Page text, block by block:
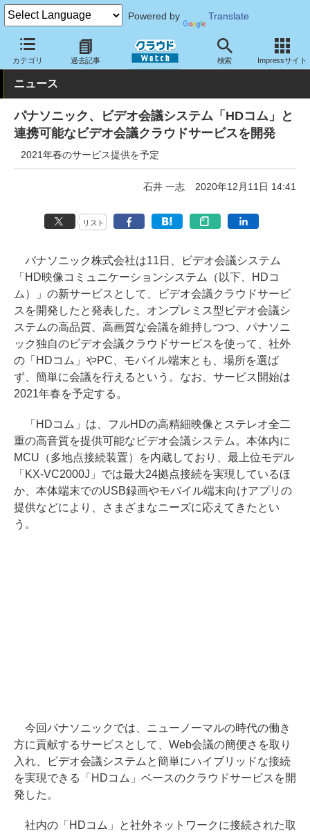
Powered by Translate
カテゴリ 過去記事 検索 Impressサイト
クラウド Watch ネットワーク ネットサービス
ニュース
パナソニック、ビデオ会議システム「HDコム」と
連携可能なビデオ会議クラウドサービスを開発
2021年春のサービス提供を予定
石井 一志 2020年12月11日 14:41
リスト
パナソニック株式会社は11日、ビデオ会議システム
「HD映像コミュニケーションシステム（以下、HDコ
ム）」の新サービスとして、ビデオ会議クラウドサービ
スを開発したと発表した。オンプレミス型ビデオ会議シ
ステムの高品質、高画質な会議を維持しつつ、パナソニ
ック独自のビデオ会議クラウドサービスを使って、社外
の「HDコム」やPC、モバイル端末とも、場所を選ば
ず、簡単に会議を行えるという。なお、サービス開始は
2021年春を予定する。
「HDコム」は、フルHDの高精細映像とステレオ全二
重の高音質を提供可能なビデオ会議システム。本体内に
MCU（多地点接続装置）を内蔵しており、最上位モデル
「KX-VC2000J」では最大24拠点接続を実現しているほ
か、本体端末でのUSB録画やモバイル端末向けアプリの
提供などにより、さまざまなニーズに応えてきたとい
う。
今回パナソニックでは、ニューノーマルの時代の働き
方に貢献するサービスとして、Web会議の簡便さを取り
入れ、ビデオ会議システムと簡単にハイブリッドな接続
を実現できる「HDコム」ベースのクラウドサービスを開
発した。
社内の「HDコム」と社外ネットワークに接続された取